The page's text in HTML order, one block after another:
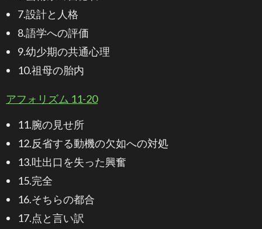
7.設計と人格
8.語学への評価
9.幼少期の共通心理
10.祖母の胎内
アフォリズム 11-20
11.腕の見せ所
12.反省する動機の欠如への対処
13.吐出口を失った興奮
15.完全
16.そちらの都合
17.点と言い訳